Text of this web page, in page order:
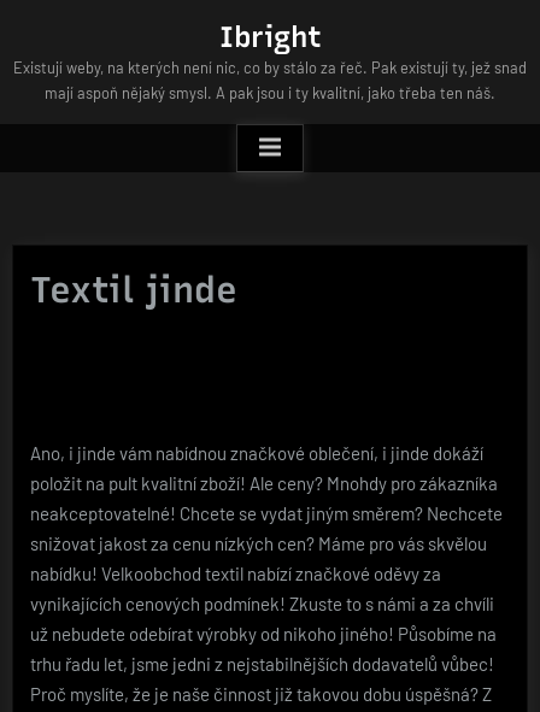
content
Ibright
Existují weby, na kterých není nic, co by stálo za řeč. Pak existují ty, jež snad
mají aspoň nějaký smysl. A pak jsou i ty kvalitní, jako třeba ten náš.
Textil jinde
Ano, i jinde vám nabídnou značkové oblečení, i jinde dokáží
položit na pult kvalitní zboží! Ale ceny? Mnohdy pro zákazníka
neakceptovatelné! Chcete se vydat jiným směrem? Nechcete
snižovat jakost za cenu nízkých cen? Máme pro vás skvělou
nabídku! Velkoobchod textil nabízí značkové oděvy za
vynikajících cenových podmínek! Zkuste to s námi a za chvíli
už nebudete odebírat výrobky od nikoho jiného! Působíme na
trhu řadu let, jsme jedni z nejstabilnějších dodavatelů vůbec!
Proč myslíte, že je naše činnost již takovou dobu úspěšná? Z